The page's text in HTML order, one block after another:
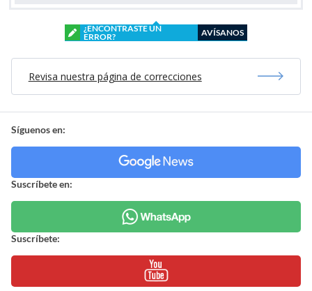
¿ENCONTRASTE UN
ERROR?
AVÍSANOS
Revisa nuestra página de correcciones
Síguenos en:
Suscríbete en:
Suscríbete: